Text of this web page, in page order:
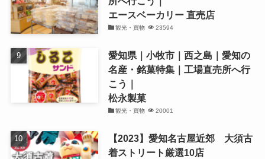
エースベーカリー 直売店
観光・買物 23594
愛知県｜小牧市｜西之島｜愛知の
名産・銘菓特集｜工場直売所へ行
こう｜
松永製菓
観光・買物 20001
【2023】愛知名古屋近郊 大須古
着ストリート厳選10店